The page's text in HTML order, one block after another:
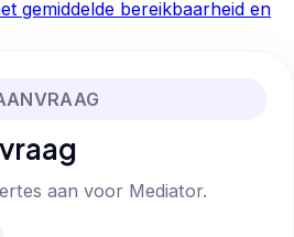
gemiddelde bereikbaarheid en
aan voor Mediator.